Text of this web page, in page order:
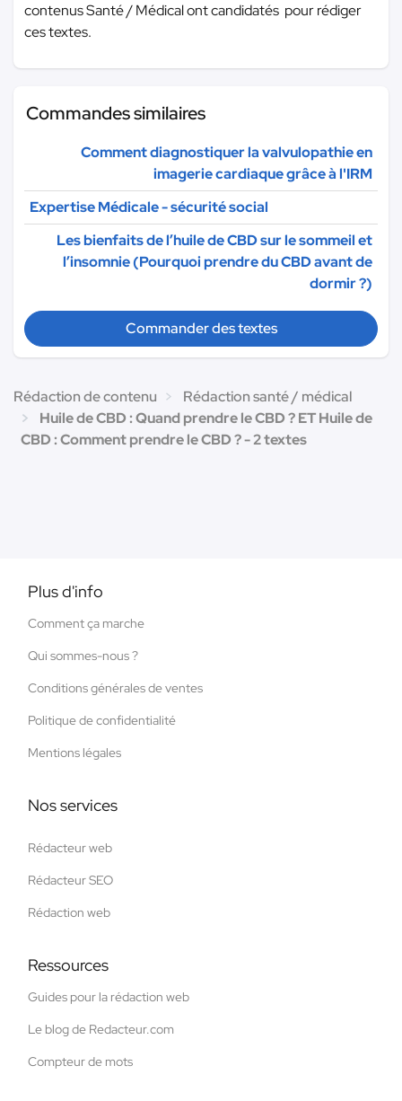
contenus Santé / Médical ont candidatés pour rédiger
ces textes.
Commandes similaires
Comment diagnostiquer la valvulopathie en
imagerie cardiaque grâce à l'IRM
Expertise Médicale - sécurité social
Les bienfaits de l’huile de CBD sur le sommeil et
l’insomnie (Pourquoi prendre du CBD avant de
dormir ?)
Commander des textes
Rédaction de contenu
Rédaction santé / médical
Huile de CBD : Quand prendre le CBD ? ET Huile de
CBD : Comment prendre le CBD ? - 2 textes
Plus d'info
Comment ça marche
Qui sommes-nous ?
Conditions générales de ventes
Politique de confidentialité
Mentions légales
Nos services
Rédacteur web
Rédacteur SEO
Rédaction web
Ressources
Guides pour la rédaction web
Le blog de Redacteur.com
Compteur de mots